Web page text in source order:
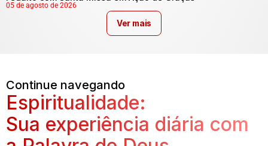
05 de agosto de 2026
Ver mais
Continue navegando
Espiritualidade:
Sua experiência diária com